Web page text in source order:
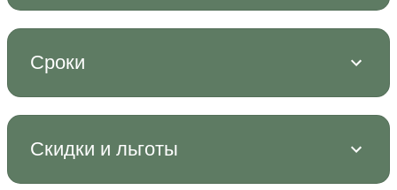
Сроки
Скидки и льготы